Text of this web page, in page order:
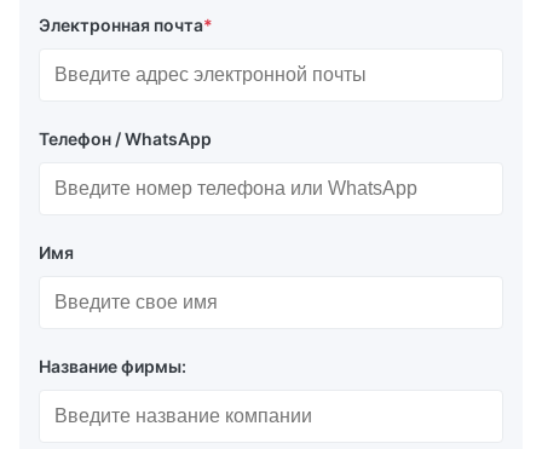
Электронная почта*
Телефон / WhatsApp
Имя
Название фирмы: